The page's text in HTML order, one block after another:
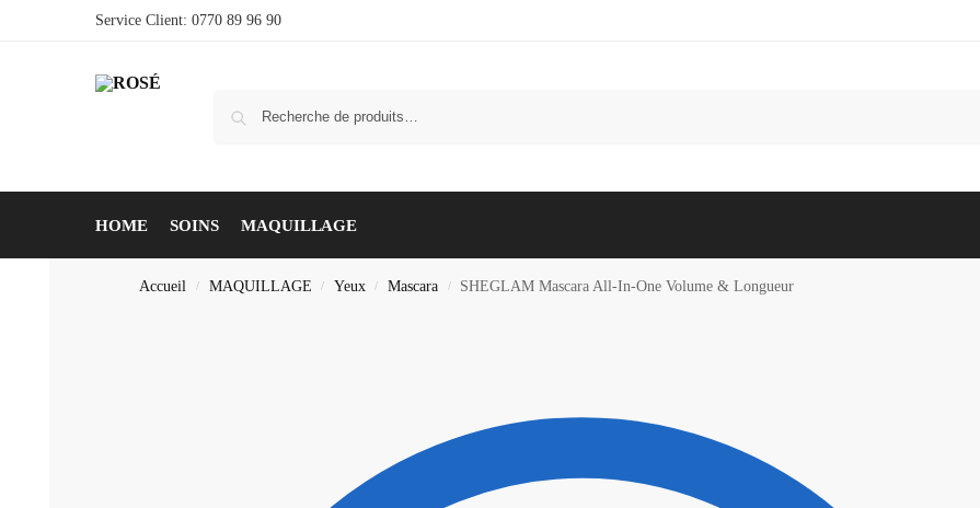
Service Client: 0770 89 96 90
HOME SOINS MAQUILLAGE
Accueil / MAQUILLAGE / Yeux / Mascara / SHEGLAM Mascara All‑In‑One Volume & Longueur